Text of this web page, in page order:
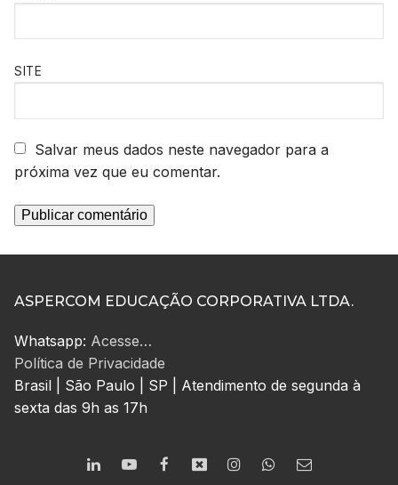
SITE
Salvar meus dados neste navegador para a
próxima vez que eu comentar.
ASPERCOM EDUCAÇÃO CORPORATIVA LTDA.
Whatsapp: Acesse…
Política de Privacidade
Brasil | São Paulo | SP | Atendimento de segunda à
sexta das 9h as 17h